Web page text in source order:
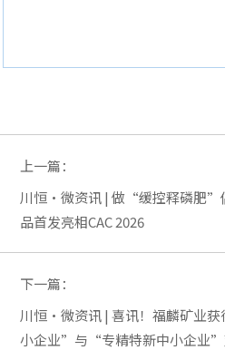
上一篇：
川恒·微资讯 | 做“缓控释磷肥”
品首发亮相CAC 2026
下一篇：
川恒·微资讯 | 喜讯！福麟矿业
小企业”与“专精特新中小企业”